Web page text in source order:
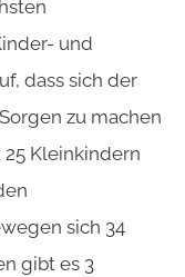
und
dass sich der
zu machen
Kleinkindern
sich 34
gibt es 3